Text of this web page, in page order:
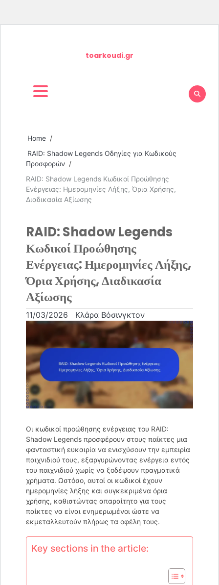
toarkoudi.gr
Home
RAID: Shadow Legends Οδηγίες για Κωδικούς
Προσφορών
RAID: Shadow Legends Κωδικοί Προώθησης
Ενέργειας: Ημερομηνίες Λήξης, Όρια Χρήσης,
Διαδικασία Αξίωσης
RAID: Shadow Legends
Κωδικοί Προώθησης
Ενέργειας: Ημερομηνίες Λήξης,
Όρια Χρήσης, Διαδικασία
Αξίωσης
11/03/2026 Κλάρα Βόσινγκτον
Οι κωδικοί προώθησης ενέργειας του RAID:
Shadow Legends προσφέρουν στους παίκτες μια
φανταστική ευκαιρία να ενισχύσουν την εμπειρία
παιχνιδιού τους, εξαργυρώνοντας ενέργεια εντός
του παιχνιδιού χωρίς να ξοδέψουν πραγματικά
χρήματα. Ωστόσο, αυτοί οι κωδικοί έχουν
ημερομηνίες λήξης και συγκεκριμένα όρια
χρήσης, καθιστώντας απαραίτητο για τους
παίκτες να είναι ενημερωμένοι ώστε να
εκμεταλλευτούν πλήρως τα οφέλη τους.
Key sections in the article: